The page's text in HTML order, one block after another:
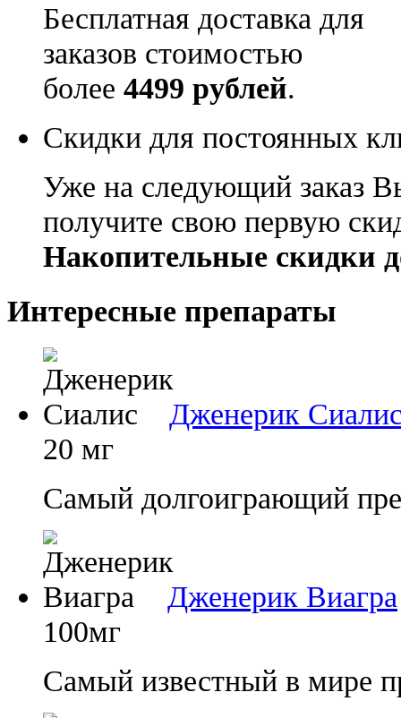
Бесплатная доставка для
заказов стоимостью
более 4499 рублей.
Скидки для постоянных
Уже на следующий заказ
получите свою первую
Накопительные скидки
Интересные препараты
Дженерик
20 мг
Самый долгоиграющий
Дженерик Виагра
100мг
Самый известный в мире